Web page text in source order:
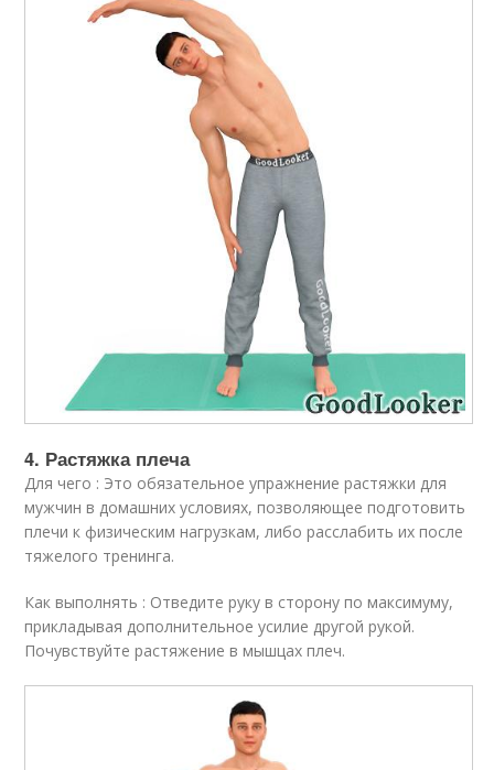
4. Растяжка плеча
Для чего : Это обязательное упражнение растяжки для
мужчин в домашних условиях, позволяющее подготовить
плечи к физическим нагрузкам, либо расслабить их после
тяжелого тренинга.
Как выполнять : Отведите руку в сторону по максимуму,
прикладывая дополнительное усилие другой рукой.
Почувствуйте растяжение в мышцах плеч.